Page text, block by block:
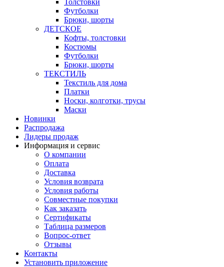
Толстовки
Футболки
Брюки, шорты
ДЕТСКОЕ
Кофты, толстовки
Костюмы
Футболки
Брюки, шорты
ТЕКСТИЛЬ
Текстиль для дома
Платки
Носки, колготки, трусы
Маски
Новинки
Распродажа
Лидеры продаж
Информация и сервис
О компании
Оплата
Доставка
Условия возврата
Условия работы
Совместные покупки
Как заказать
Сертификаты
Таблица размеров
Вопрос-ответ
Отзывы
Контакты
Установить приложение